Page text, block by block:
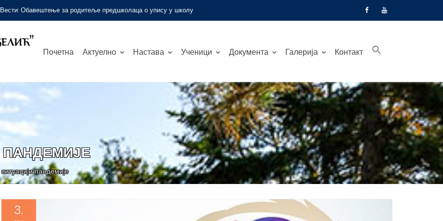
Вести: Обавештење за родитеље предшколаца о упису у школу
Почетна Актуелно Настава Ученици Документа Галерија Контакт
пандемије
3.